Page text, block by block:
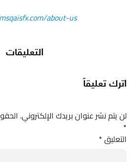
about-us
التعليقات
اترك تعليقاً
لن يتم نشر عنوان بريدك الإلكتروني.
*
التعليق*